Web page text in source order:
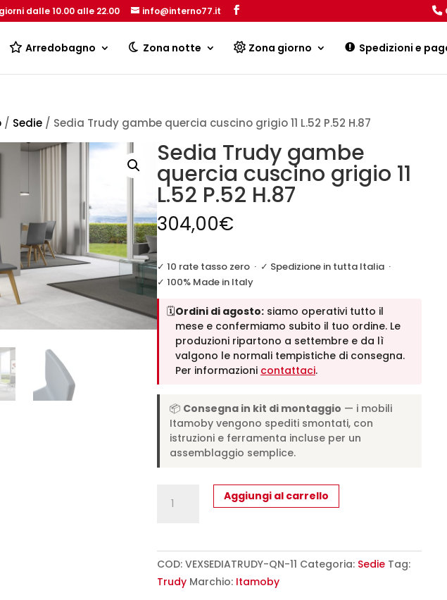
dalle 10.00 alle 22.00 info@interno77.it
Arredobagno Zona notte Zona giorno Spedizioni e
Products
/ Sedie / Sedia Trudy gambe quercia cuscino grigio 11 L.52 P.52 H.87
Sedia Trudy gambe
quercia cuscino grigio 11
L.52 P.52 H.87
304,00€
✓ 10 rate tasso zero· ✓ Spedizione in tutta Italia·
✓ 100% Made in Italy
🗓️Ordini di agosto:siamo operativi tutto il
mese e confermiamo subito il tuo ordine. Le
produzioni ripartono a settembre e da lì
valgono le normali tempistiche di consegna.
Per informazioni contattaci.
📦 Consegna in kit di montaggio — i mobili
Itamoby vengono spediti smontati, con
istruzioni e ferramenta incluse per un
assemblaggio semplice.
Trudy
cuscino
grigio
Aggiungi al carrello
COD: VEXSEDIATRUDY-QN-11 Categoria: Sedie Tag:
Trudy Marchio: Itamoby